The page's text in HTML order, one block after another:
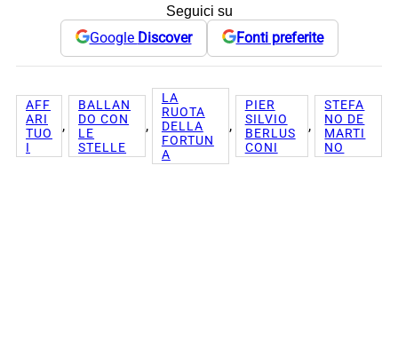
Seguici su
Google Discover Fonti preferite
AFF
ARI
TUO
I
,
BALLAN
DO CON
LE
STELLE
,
LA
RUOTA
DELLA
FORTUN
A
,
PIER
SILVIO
BERLUS
CONI
,
STEFA
NO DE
MARTI
NO